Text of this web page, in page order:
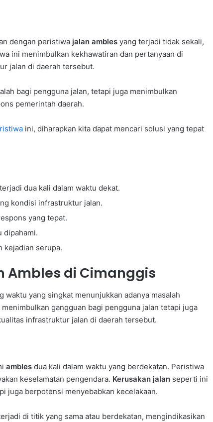
dengan peristiwa jalan ambles yang terjadi tidak sekali,
ini menimbulkan kekhawatiran dan pertanyaan di
jalan di daerah tersebut.
bagi pengguna jalan, tetapi juga menimbulkan
pemerintah daerah.
ini, diharapkan kita dapat mencari solusi yang tepat
dua kali dalam waktu dekat.
kondisi infrastruktur jalan.
yang tepat.
dipahami.
kejadian serupa.
Ambles di Cimanggis
waktu yang singkat menunjukkan adanya masalah
gangguan bagi pengguna jalan tetapi juga
infrastruktur jalan di daerah tersebut.
ambles dua kali dalam waktu yang berdekatan. Peristiwa
keselamatan pengendara. Kerusakan jalan seperti ini
juga berpotensi menyebabkan kecelakaan.
di titik yang sama atau berdekatan, mengindikasikan